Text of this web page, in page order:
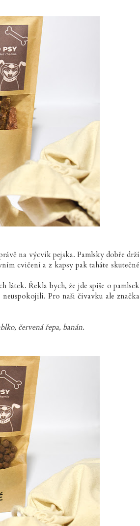
na výcvik pejska. Pamlsky dobře drží
cvičení a z kapsy pak taháte skutečné
Řekla bych, že jde spíše o pamlsek
Pro naši čivavku ale značka
červená řepa, banán.